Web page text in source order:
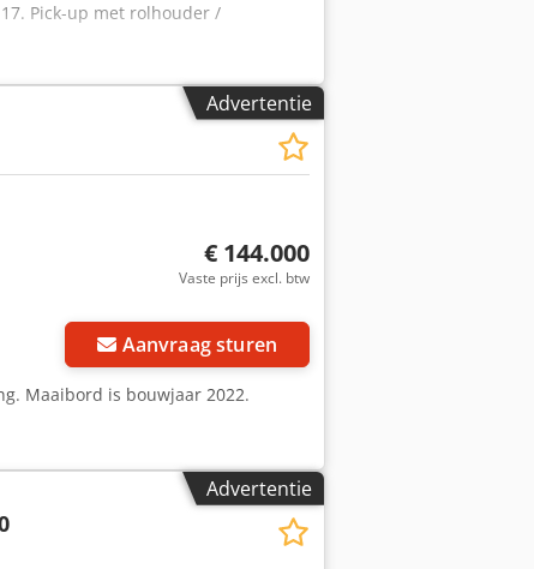
Pick-up met rolhouder /
Advertentie
€ 144.000
Vaste prijs excl. btw
Aanvraag sturen
Maaibord is bouwjaar 2022.
Advertentie